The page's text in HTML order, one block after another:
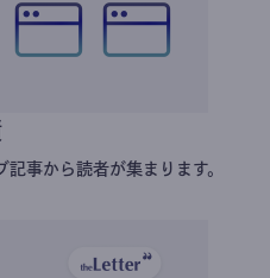
事から読者が集まります。